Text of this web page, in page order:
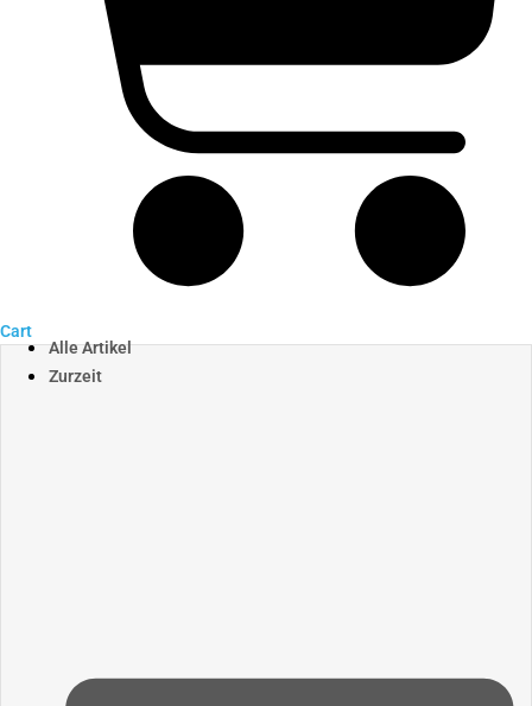
Cart
Alle Artikel
Zurzeit